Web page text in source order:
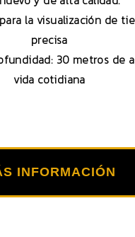
la visualización de
precisa
30 metros de
vida cotidiana
INFORMACIÓN